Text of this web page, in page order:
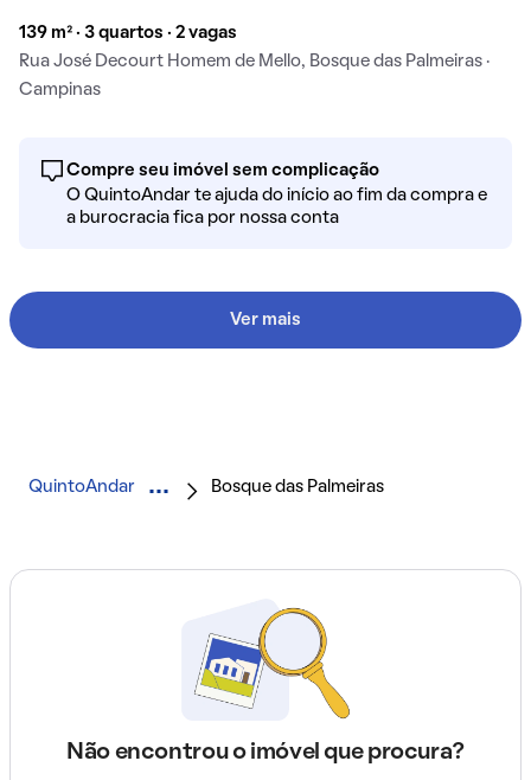
139 m² · 3 quartos · 2 vagas
Rua José Decourt Homem de Mello, Bosque das Palmeiras ·
Campinas
Compre seu imóvel sem complicação
O QuintoAndar te ajuda do início ao fim da compra e
a burocracia fica por nossa conta
Ver mais
QuintoAndar Bosque das Palmeiras
Não encontrou o imóvel que procura?